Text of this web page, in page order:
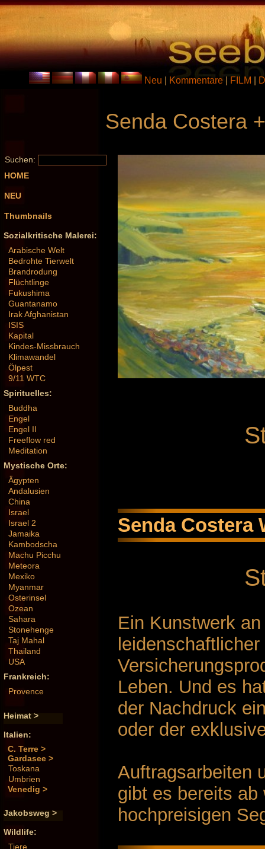
Neu Kommentare FILM
Senda Costera
Suchen:
HOME
NEU
Thumbnails
Sozialkritische Malerei:
Arabische Welt
Bedrohte Tierwelt
Brandrodung
Flüchtlinge
Fukushima
Guantanamo
Irak Afghanistan
ISIS
Kapital
Kindes-Missbrauch
Klimawandel
Ölpest
9/11 WTC
Spirituelles:
Buddha
Engel
Engel II
Freeflow red
Meditation
Mystische Orte:
Ägypten
Andalusien
China
Israel
Israel 2
Jamaika
Kambodscha
Machu Picchu
Meteora
Mexiko
Myanmar
Osterinsel
Ozean
Sahara
Stonehenge
Taj Mahal
Thailand
USA
Frankreich:
Provence
Heimat >
Italien:
C. Terre >
Gardasee >
Toskana
Umbrien
Venedig >
Jakobsweg >
Wildlife:
Tiere
Senda Costera
Ein Kunstwerk
Leben. Und es
der Nachdruck
oder der
Auftragsarbeiten
gibt es bereits ab
hochpreisigen